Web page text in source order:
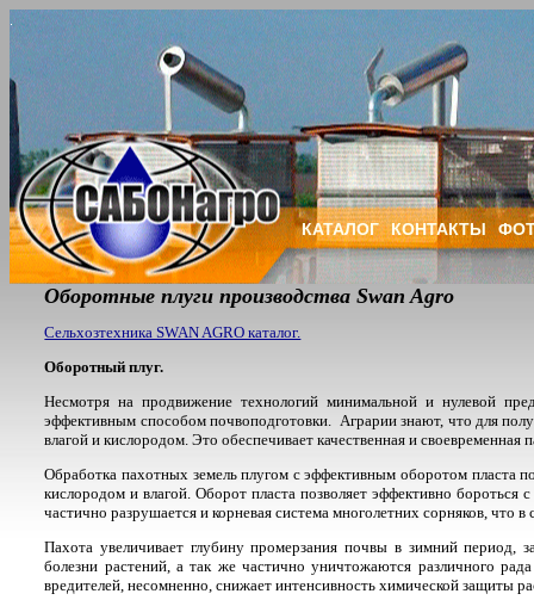
Оборотные плуги производства Swan Agro
КАТАЛОГ КОНТАКТЫ
Сельхозтехника SWAN AGRO каталог.
Оборотный плуг.
Несмотря на продвижение технологий минимальной и нулевой
эффективным способом почвоподготовки. Аграрии знают, что для
влагой и кислородом. Это обеспечивает качественная и своевременная
Обработка пахотных земель плугом с эффективным оборотом пласта
кислородом и влагой. Оборот пласта позволяет эффективно
частично разрушается и корневая система многолетних сорняков,
Пахота увеличивает глубину промерзания почвы в зимний период,
болезни растений, а так же частично уничтожаются различного
вредителей, несомненно, снижает интенсивность химической защиты